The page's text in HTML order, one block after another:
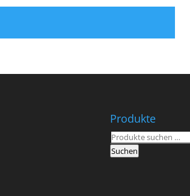
Produkte
Suchen
nach:
Suchen